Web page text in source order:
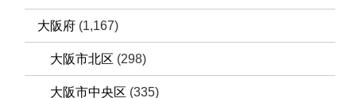
大阪府 (1,167)
大阪市北区 (298)
大阪市中央区 (335)